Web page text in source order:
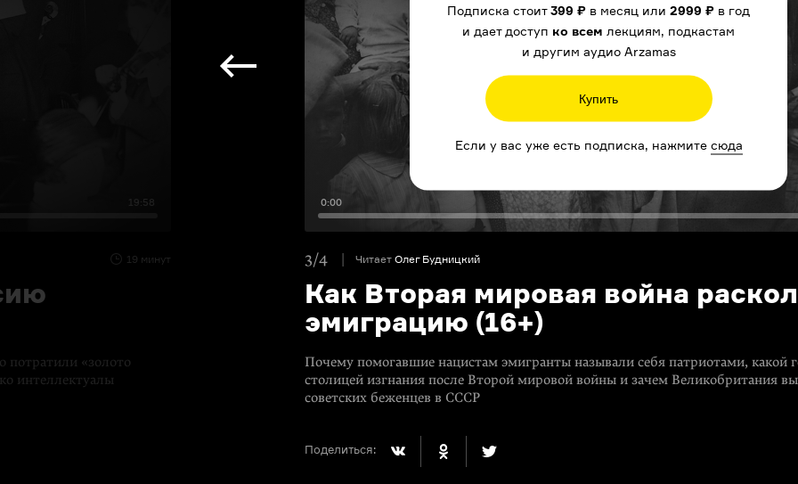
19:58
19 минут
потратили «‎золото
интеллектуалы
Подписка стоит399 ₽ в месяц или 2999 ₽ в год
и дает доступ ко всем лекциям, подкастам
и другим аудио Arzamas
Купить
Если у вас уже есть подписка, нажмите сюда
0:00
3/4 Читает Олег Будницкий
Как Вторая мировая война
эмиграцию (16+)
Почему помогавшие нацистам эмигранты называли себя патриотами, какой
столицей изгнания после Второй мировой войны и зачем Великобритания
советских беженцев в СССР
Поделиться: